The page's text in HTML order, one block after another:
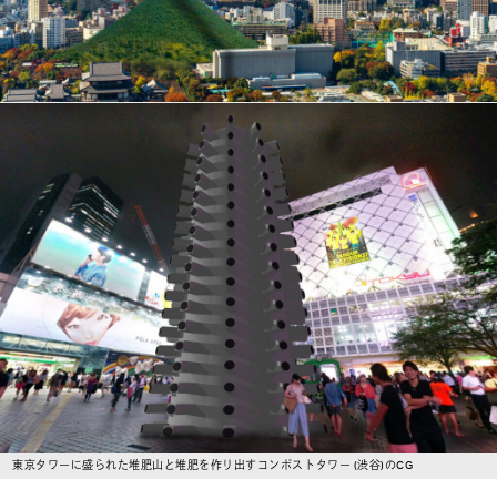
東京タワーに盛られた堆肥山と堆肥を作り出すコンポストタワー (渋谷)のCG